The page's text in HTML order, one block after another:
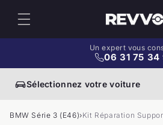
passer
au
Un expert vous
06 31 75 34
Sélectionnez votre voiture
BMW Série 3 (E46)›Kit Réparation